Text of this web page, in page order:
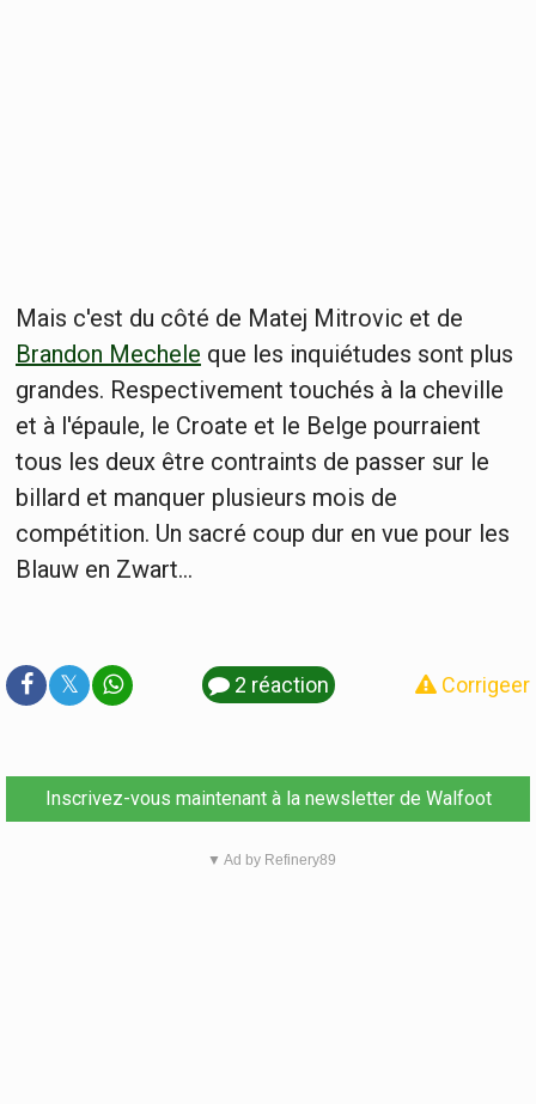
Mais c'est du côté de Matej Mitrovic et de
Brandon Mechele que les inquiétudes sont plus
grandes. Respectivement touchés à la cheville
et à l'épaule, le Croate et le Belge pourraient
tous les deux être contraints de passer sur le
billard et manquer plusieurs mois de
compétition. Un sacré coup dur en vue pour les
Blauw en Zwart...
𝕏 2 réaction Corrigeer
Inscrivez-vous maintenant à la newsletter de Walfoot
▼ Ad by Refinery89